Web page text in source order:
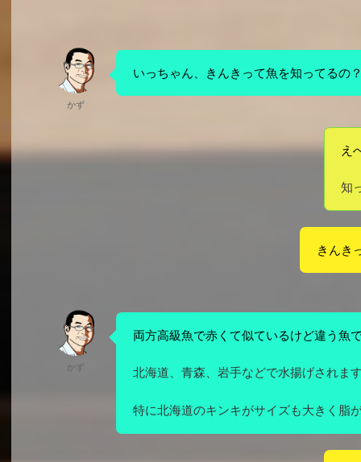
かず
いっちゃん、きんきって魚を知ってるの
え
知
きんき
かず
両方高級魚で赤くて似ているけど違う魚
北海道、青森、岩手などで水揚げされま
特に北海道のキンキがサイズも大きく脂